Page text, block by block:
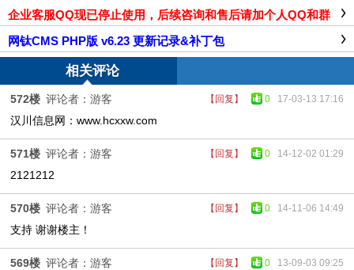
企业客服QQ现已停止使用，后续咨询和售后请加个人QQ和群
网钛CMS PHP版 v6.23 更新记录&补丁包
相关评论
【回复】 0 17-03-13 17:16
572楼 评论者：游客
汉川信息网：www.hcxxw.com
【回复】 0 14-12-02 01:29
571楼 评论者：游客
2121212
【回复】 0 14-11-06 14:49
570楼 评论者：游客
支持 谢谢楼主！
【回复】 0 13-09-03 09:25
569楼 评论者：游客